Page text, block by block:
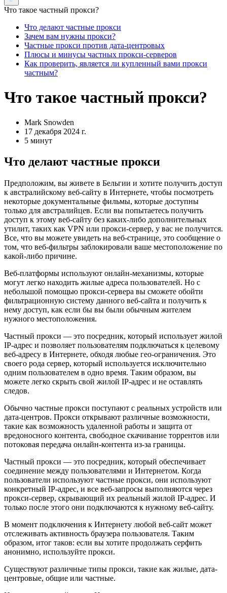
Что такое частный прокси?
Что делают частные прокси
Зачем вам нужны прокси?
Частные прокси против дата-центровых
Плюсы и минусы частных прокси-серверов
Как проверить, является ли купленный вами прокси
частным?
Что такое частный прокси?
Mark Snowden
17 декабря 2024 г.
5 минут
Что делают частные прокси
Предположим, вы живете в Бельгии и хотите получить доступ
к австралийскому веб-сайту в Интернете, чтобы посмотреть
некоторые документальные фильмы, которые доступны
только для австралийцев. Если вы попытаетесь получить
доступ к этому веб-сайту без каких-либо дополнительных
утилит, таких как VPN или прокси-сервер, у вас не получится.
Все, что вы можете увидеть на веб-странице, это сообщение о
том, что веб-фильтры заблокировали ваше местоположение по
какой-либо причине.
Веб-платформы используют онлайн-механизмы, которые
могут легко находить жилые адреса пользователей. Но с
небольшой помощью прокси-сервера вы сможете обойти
фильтрационную систему данного веб-сайта и получить к
нему доступ, как если бы вы были обычным жителем
нужного местоположения.
Частный прокси — это посредник, который использует жилой
IP-адрес и позволяет пользователям подключаться к целевому
веб-адресу в Интернете, обходя любые гео-ограничения. Это
своего рода сервер, который используется исключительно
одним пользователем в одно время. Таким образом, вы
можете легко скрыть свой жилой IP-адрес и не оставлять
следов.
Обычно частные прокси поступают с реальных устройств или
дата-центров. Прокси открывают различные возможности,
такие как возможность удаленной работы и защита от
вредоносного контента, свободное скачивание торрентов или
потоковая передача онлайн-контента из-за границы.
Частный прокси — это посредник, который обеспечивает
соединение между пользователями и Интернетом. Когда
пользователи используют частные прокси, они используют
конкретный IP-адрес, и все веб-запросы выполняются через
прокси-сервер, скрывающий их реальный жилой IP-адрес. И
только после этого они подключаются к нужному веб-сайту.
В момент подключения к Интернету любой веб-сайт может
отслеживать активность браузера пользователя. Таким
образом, итог таков: если вы хотите продолжать серфить
анонимно, используйте прокси.
Существуют различные типы прокси, такие как жилые, дата-
центровые, общие или частные.